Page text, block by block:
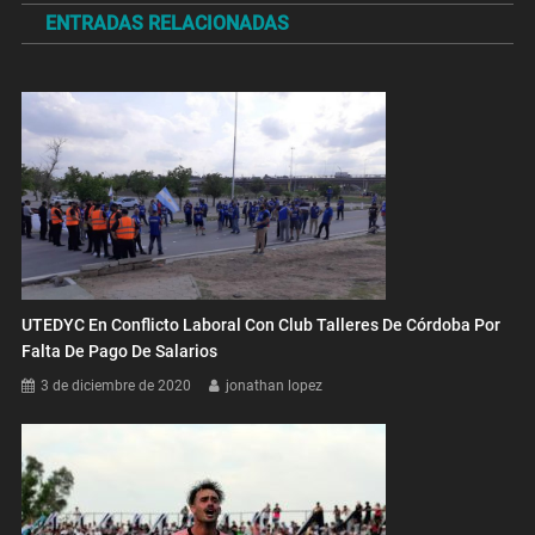
entradas
ENTRADAS RELACIONADAS
UTEDYC En Conflicto Laboral Con Club Talleres De Córdoba Por
Falta De Pago De Salarios
3 de diciembre de 2020 jonathan lopez